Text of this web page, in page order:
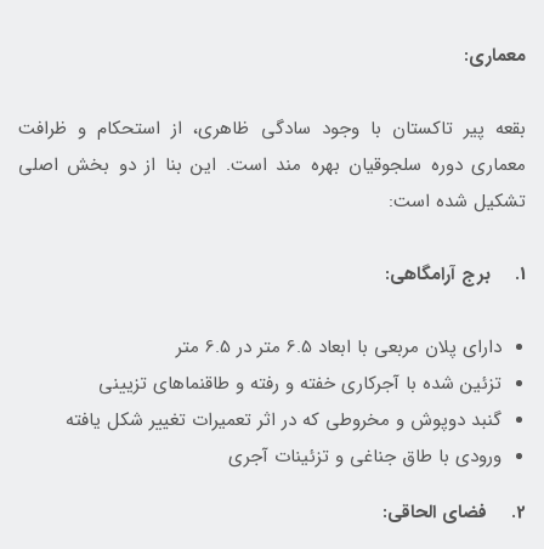
معماری:
بقعه پیر تاکستان با وجود سادگی ظاهری، از استحکام و ظرافت
معماری دوره سلجوقیان بهره مند است. این بنا از دو بخش اصلی
تشکیل شده است:
1. برج آرامگاهی:
دارای پلان مربعی با ابعاد 6.5 متر در 6.5 متر
تزئین شده با آجرکاری خفته و رفته و طاقنماهای تزیینی
گنبد دوپوش و مخروطی که در اثر تعمیرات تغییر شکل یافته
ورودی با طاق جناغی و تزئینات آجری
2. فضای الحاقی: